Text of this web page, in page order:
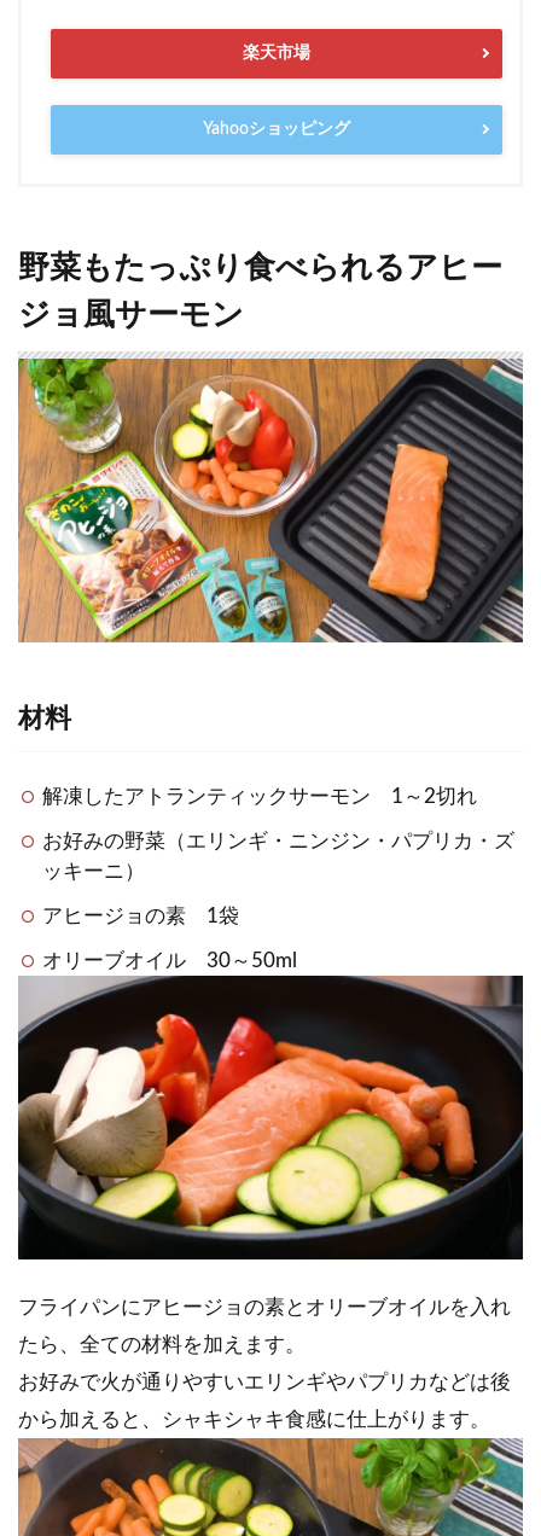
楽天市場
Yahooショッピング
野菜もたっぷり食べられるアヒー
ジョ風サーモン
材料
解凍したアトランティックサーモン 1～2切れ
お好みの野菜（エリンギ・ニンジン・パプリカ・ズ
ッキーニ）
アヒージョの素 1袋
オリーブオイル 30～50ml
フライパンにアヒージョの素とオリーブオイルを入れ
たら、全ての材料を加えます。
お好みで火が通りやすいエリンギやパプリカなどは後
から加えると、シャキシャキ食感に仕上がります。